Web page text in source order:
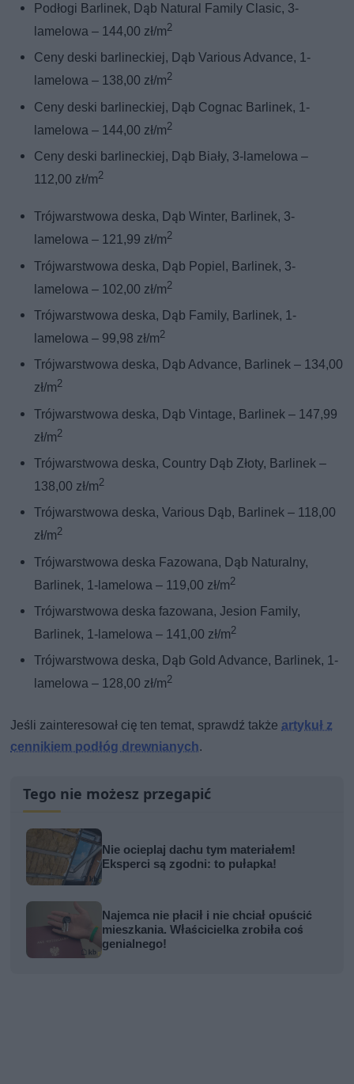
Podłogi Barlinek, Dąb Natural Family Clasic, 3-
lamelowa – 144,00 zł/m2
Ceny deski barlineckiej, Dąb Various Advance, 1-
lamelowa – 138,00 zł/m2
Ceny deski barlineckiej, Dąb Cognac Barlinek, 1-
lamelowa – 144,00 zł/m2
Ceny deski barlineckiej, Dąb Biały, 3-lamelowa –
112,00 zł/m2
Trójwarstwowa deska, Dąb Winter, Barlinek, 3-
lamelowa – 121,99 zł/m2
Trójwarstwowa deska, Dąb Popiel, Barlinek, 3-
lamelowa – 102,00 zł/m2
Trójwarstwowa deska, Dąb Family, Barlinek, 1-
lamelowa – 99,98 zł/m2
Trójwarstwowa deska, Dąb Advance, Barlinek – 134,00
zł/m2
Trójwarstwowa deska, Dąb Vintage, Barlinek – 147,99
zł/m2
Trójwarstwowa deska, Country Dąb Złoty, Barlinek –
138,00 zł/m2
Trójwarstwowa deska, Various Dąb, Barlinek – 118,00
zł/m2
Trójwarstwowa deska Fazowana, Dąb Naturalny,
Barlinek, 1-lamelowa – 119,00 zł/m2
Trójwarstwowa deska fazowana, Jesion Family,
Barlinek, 1-lamelowa – 141,00 zł/m2
Trójwarstwowa deska, Dąb Gold Advance, Barlinek, 1-
lamelowa – 128,00 zł/m2
Jeśli zainteresował cię ten temat, sprawdź takżeartykuł z
cennikiem podłóg drewnianych.
Tego nie możesz przegapić
Nie ocieplaj dachu tym materiałem!
Eksperci są zgodni: to pułapka!
Najemca nie płacił i nie chciał opuścić
mieszkania. Właścicielka zrobiła coś
genialnego!